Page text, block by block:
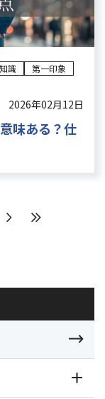
識
第一印象
2026年02月12日
味ある？仕